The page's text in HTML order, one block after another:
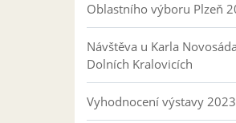
Oblastního výboru Plzeň
Návštěva u Karla
Dolních Kralovicích
Vyhodnocení výstavy 2023